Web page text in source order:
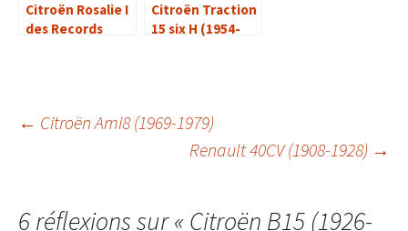
Citroën Rosalie I
des Records
Citroën Traction
15 six H (1954-
Navigation
← Citroën Ami8 (1969-1979)
Renault 40CV (1908-1928) →
6 réflexions sur « Citroën B15 (1926-